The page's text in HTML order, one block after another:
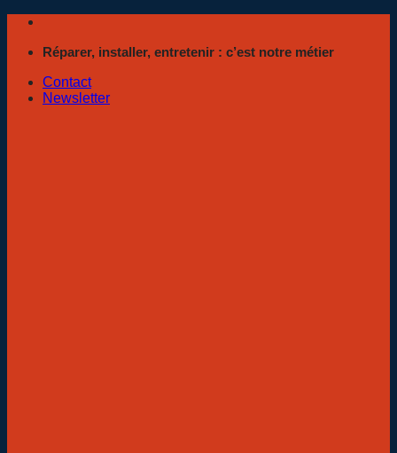
Passer
contenuRéparer, installer, entretenir : c’est notre métier
Contact
Newsletter